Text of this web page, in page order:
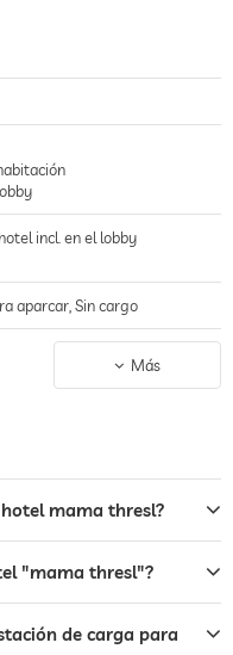
incl. en el lobby
aparcar, Sin cargo
Más
mama thresl?
"mama thresl"?
de carga para